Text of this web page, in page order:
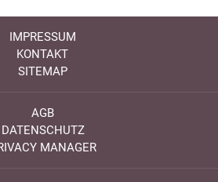
IMPRESSUM
KONTAKT
SITEMAP
AGB
DATENSCHUTZ
MANAGER